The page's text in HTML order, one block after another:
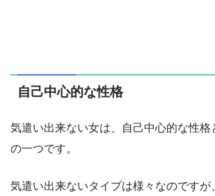
自己中心的な性格
気遣い出来ない女は、自己中心的な性格
の一つです。
気遣い出来ないタイプは様々なのですが